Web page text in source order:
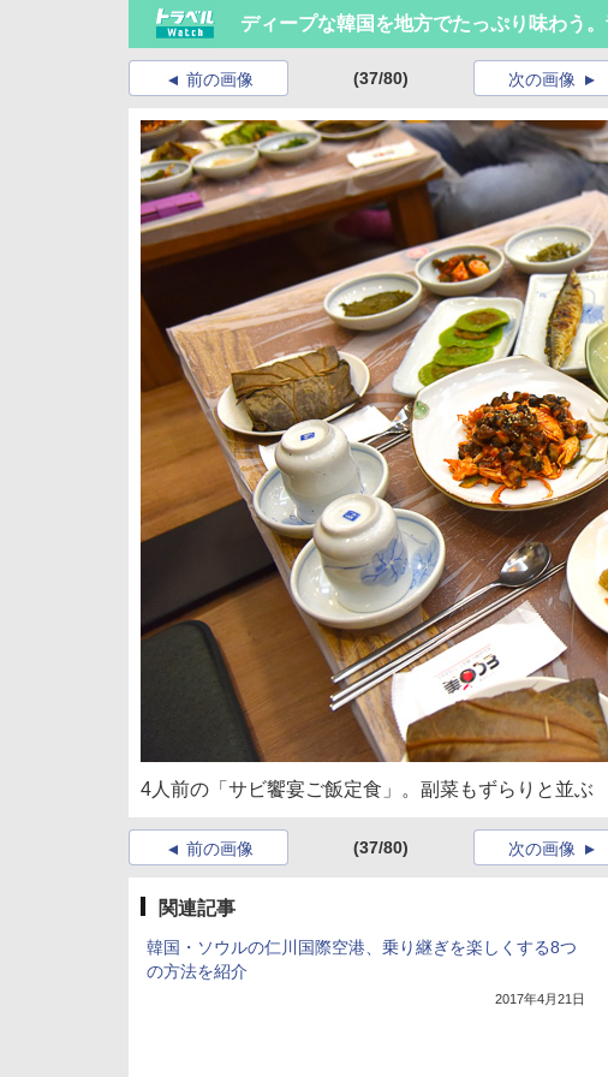
ディープな韓国を地方でたっぷり味わう
前の画像 (37/80) 次の画像
4人前の「サビ饗宴ご飯定食」。副菜もずらりと並ぶ
前の画像 (37/80) 次の画像
関連記事
韓国・ソウルの仁川国際空港、乗り継ぎを楽しくする8つ
の方法を紹介
2017年4月21日